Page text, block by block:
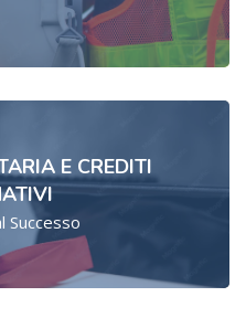
E CREDITI
Successo